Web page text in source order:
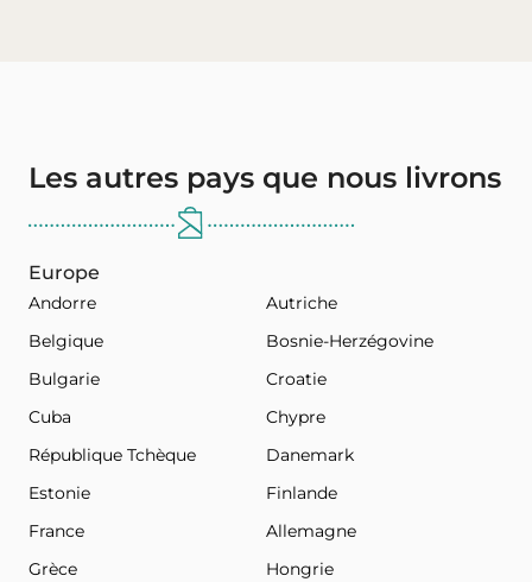
Les autres pays que nous livrons
Europe
Andorre
Autriche
Belgique
Bosnie-Herzégovine
Bulgarie
Croatie
Cuba
Chypre
République Tchèque
Danemark
Estonie
Finlande
France
Allemagne
Grèce
Hongrie